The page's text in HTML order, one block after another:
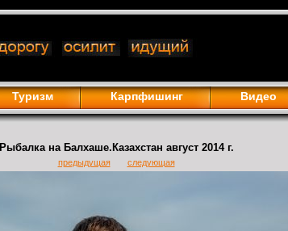
Туризм Карпфишинг Видео
Рыбалка на Балхаше.Казахстан август 2014 г.
предыдущая следующая